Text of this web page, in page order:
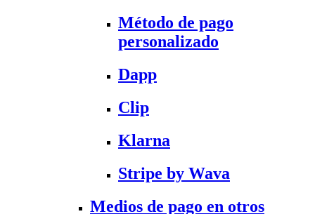
Método de pago
personalizado
Dapp
Clip
Klarna
Stripe by Wava
Medios de pago en otros